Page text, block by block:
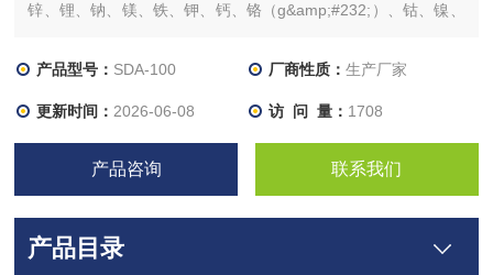
锌、锂、钠、镁、铁、钾、钙、铬（g&amp;#232;）、钴、镍、
要用火焰法检测，检测底限一般可以为PPM级（百万分之一含
产品型号： SDA-100 厂商性质： 生产厂家
更新时间： 2026-06-08 访 问 量： 1708
产品咨询 联系我们
产品目录